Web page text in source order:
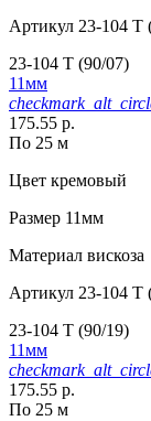
Артикул 23-104 T
23-104 T (90/07)
11мм
175.55 р.
По 25 м
Цвет кремовый
Размер 11мм
Материал вискоза
Артикул 23-104 T
23-104 T (90/19)
11мм
175.55 р.
По 25 м